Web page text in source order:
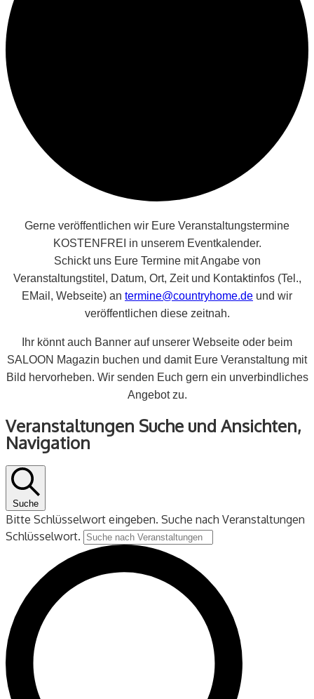
Gerne veröffentlichen wir Eure Veranstaltungstermine
KOSTENFREI in unserem Eventkalender.
Schickt uns Eure Termine mit Angabe von
Veranstaltungstitel, Datum, Ort, Zeit und Kontaktinfos (Tel.,
EMail, Webseite) an termine@countryhome.de und wir
veröffentlichen diese zeitnah.
Ihr könnt auch Banner auf unserer Webseite oder beim
SALOON Magazin buchen und damit Eure Veranstaltung mit
Bild hervorheben. Wir senden Euch gern ein unverbindliches
Angebot zu.
Veranstaltungen
für
September
2024
Veranstaltungen Suche und Ansichten,
Navigation
Suche
Bitte Schlüsselwort eingeben. Suche nach Veranstaltungen
Schlüsselwort.